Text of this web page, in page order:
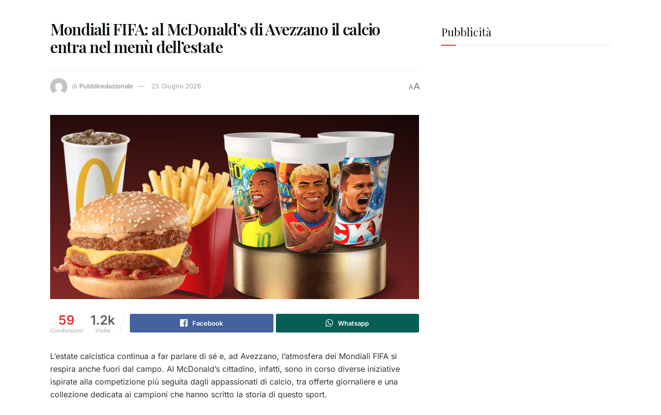
Mondiali FIFA: al McDonald’s di Avezzano il calcio
entra nel menù dell’estate
di Pubbliredazionale 25 Giugno 2026 AA
59
Condivisioni
1.2k
Visite
Facebook Whatsapp
L’estate calcistica continua a far parlare di sé e, ad Avezzano, l’atmosfera dei Mondiali FIFA si
respira anche fuori dal campo. Al McDonald’s cittadino, infatti, sono in corso diverse iniziative
ispirate alla competizione più seguita dagli appassionati di calcio, tra offerte giornaliere e una
collezione dedicata ai campioni che hanno scritto la storia di questo sport.
Pubblicità